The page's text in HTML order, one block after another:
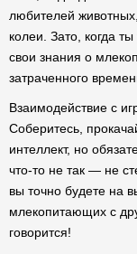
любителей
колеи. Зато, когда
свои знания о
затраченного
Взаимодействие с
Соберитесь,
интеллект, но
что-то не так — не
вы точно будете на
млекопитающих с
говорится!